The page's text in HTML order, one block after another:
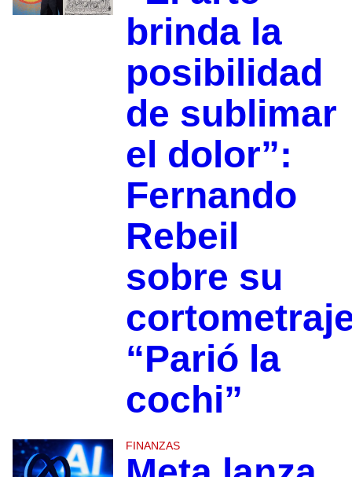
brinda la
posibilidad
de sublimar
el dolor”:
Fernando
Rebeil
sobre su
“Parió la
cochi”
FINANZAS